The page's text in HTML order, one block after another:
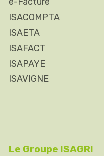
ISACOMPTA
ISAETA
ISAFACT
ISAPAYE
ISAVIGNE
Le Groupe ISAGRI